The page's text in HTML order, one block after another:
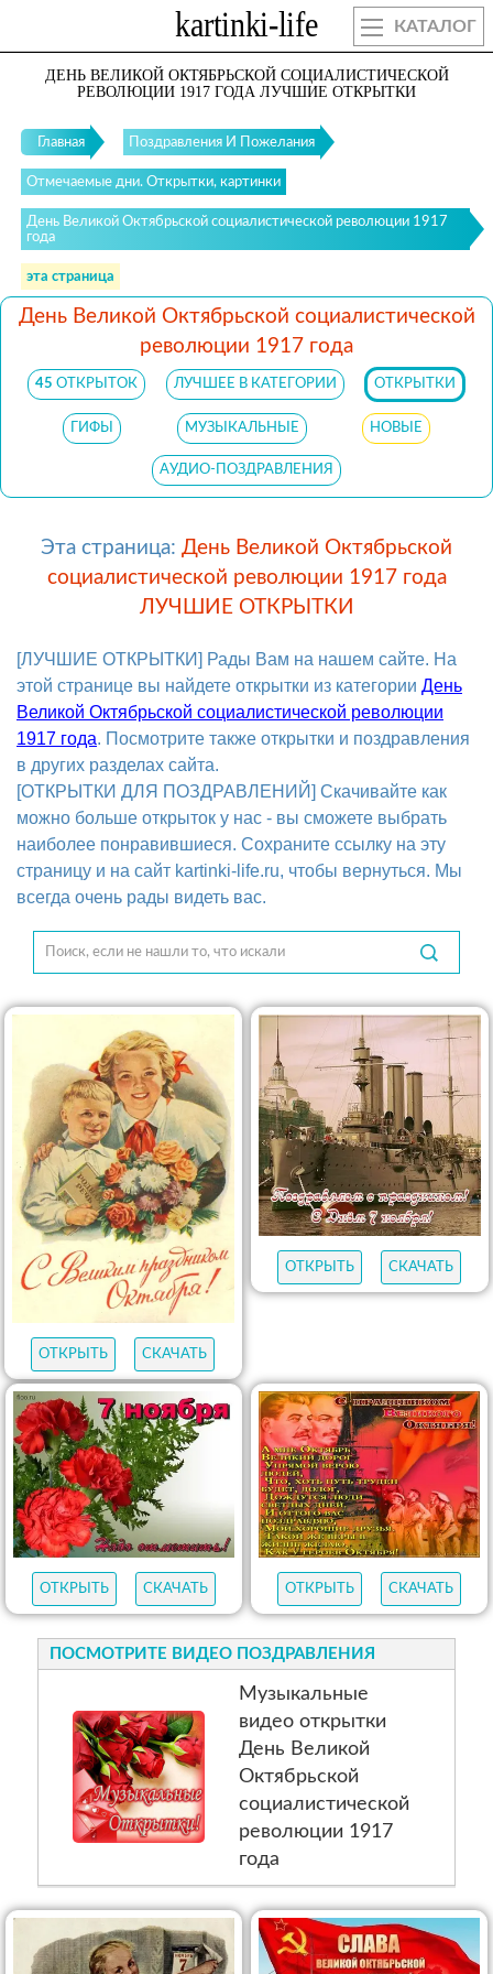
КАТАЛОГ
ДЕНЬ ВЕЛИКОЙ ОКТЯБРЬСКОЙ СОЦИАЛИСТИЧЕСКОЙ
РЕВОЛЮЦИИ 1917 ГОДА ЛУЧШИЕ ОТКРЫТКИ
Главная Поздравления И Пожелания
Отмечаемые дни. Открытки, картинки
День Великой Октябрьской социалистической революции 1917
года
эта страница
День Великой Октябрьской социалистической
революции 1917 года
45 ОТКРЫТОК ЛУЧШЕЕ В КАТЕГОРИИ ОТКРЫТКИ
ГИФЫ МУЗЫКАЛЬНЫЕ НОВЫЕ
АУДИО-ПОЗДРАВЛЕНИЯ
Эта страница: День Великой Октябрьской
социалистической революции 1917 года
ЛУЧШИЕ ОТКРЫТКИ
[ЛУЧШИЕ ОТКРЫТКИ] Рады Вам на нашем сайте. На
этой странице вы найдете открытки из категории День
Великой Октябрьской социалистической революции
1917 года. Посмотрите также открытки и поздравления
в других разделах сайта.
[ОТКРЫТКИ ДЛЯ ПОЗДРАВЛЕНИЙ] Скачивайте как
можно больше открыток у нас - вы сможете выбрать
наиболее понравившиеся. Сохраните ссылку на эту
страницу и на сайт kartinki-life.ru, чтобы вернуться. Мы
всегда очень рады видеть вас.
ОТКРЫТЬ СКАЧАТЬ
ОТКРЫТЬ СКАЧАТЬ
ОТКРЫТЬ СКАЧАТЬ ОТКРЫТЬ СКАЧАТЬ
ПОСМОТРИТЕ ВИДЕО ПОЗДРАВЛЕНИЯ
Музыкальные
видео открытки
День Великой
Октябрьской
социалистической
революции 1917
года